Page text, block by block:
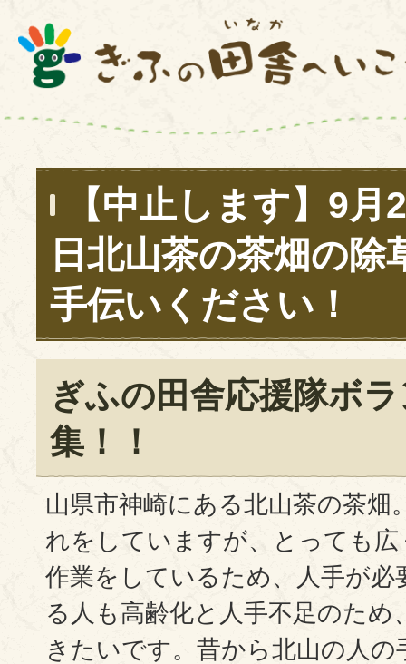
【中止します】9
日北山茶の茶畑の除
手伝いください！
ぎふの田舎応援隊ボ
集！！
山県市神崎にある北山茶の茶畑
れをしていますが、とっても
作業をしているため、人手が必
る人も高齢化と人手不足のため
きたいです。昔から北山の人